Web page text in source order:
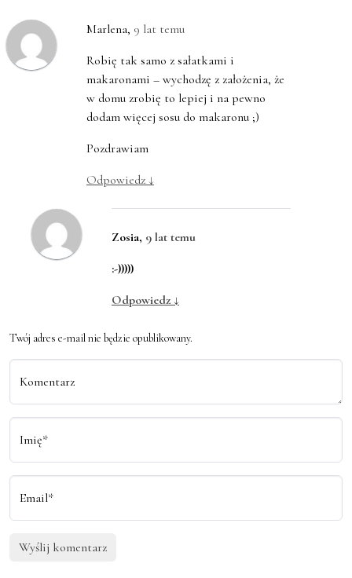
Marlena, 9 lat temu
Robię tak samo z sałatkami i
makaronami – wychodzę z założenia, że
w domu zrobię to lepiej i na pewno
dodam więcej sosu do makaronu ;)
Pozdrawiam
Odpowiedz ↓
Zosia, 9 lat temu
:-)))))
Odpowiedz ↓
Twój adres e-mail nie będzie opublikowany.
Komentarz
Imię*
Email*